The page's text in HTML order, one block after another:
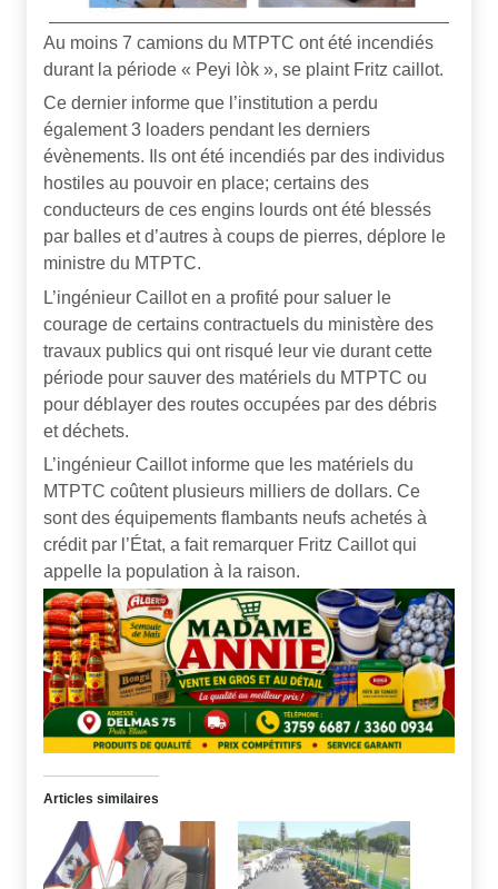
Au moins 7 camions du MTPTC ont été incendiés
durant la période « Peyi lòk », se plaint Fritz caillot.
Ce dernier informe que l’institution a perdu
également 3 loaders pendant les derniers
évènements. Ils ont été incendiés par des individus
hostiles au pouvoir en place; certains des
conducteurs de ces engins lourds ont été blessés
par balles et d’autres à coups de pierres, déplore le
ministre du MTPTC.
L’ingénieur Caillot en a profité pour saluer le
courage de certains contractuels du ministère des
travaux publics qui ont risqué leur vie durant cette
période pour sauver des matériels du MTPTC ou
pour déblayer des routes occupées par des débris
et déchets.
L’ingénieur Caillot informe que les matériels du
MTPTC coûtent plusieurs milliers de dollars. Ce
sont des équipements flambants neufs achetés à
crédit par l’État, a fait remarquer Fritz Caillot qui
appelle la population à la raison.
Articles similaires